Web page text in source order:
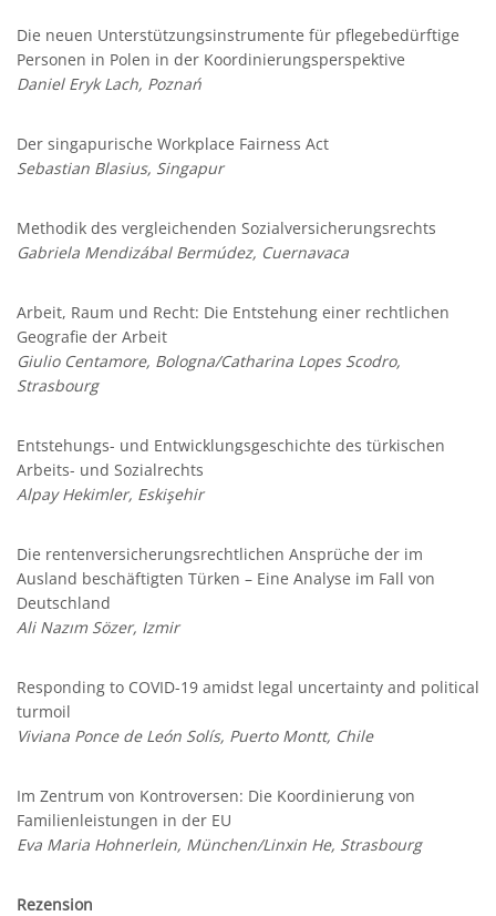
Die neuen Unterstützungsinstrumente für pflegebedürftige
Personen in Polen in der Koordinierungsperspektive
Daniel Eryk Lach, Poznań
Der singapurische Workplace Fairness Act
Sebastian Blasius, Singapur
Methodik des vergleichenden Sozialversicherungsrechts
Gabriela Mendizábal Bermúdez, Cuernavaca
Arbeit, Raum und Recht: Die Entstehung einer rechtlichen
Geografie der Arbeit
Giulio Centamore, Bologna/Catharina Lopes Scodro,
Strasbourg
Entstehungs- und Entwicklungsgeschichte des türkischen
Arbeits- und Sozialrechts
Alpay Hekimler, Eskişehir
Die rentenversicherungsrechtlichen Ansprüche der im
Ausland beschäftigten Türken – Eine Analyse im Fall von
Deutschland
Ali Nazım Sözer, Izmir
Responding to COVID-19 amidst legal uncertainty and political
turmoil
Viviana Ponce de León Solís, Puerto Montt, Chile
Im Zentrum von Kontroversen: Die Koordinierung von
Familienleistungen in der EU
Eva Maria Hohnerlein, München/Linxin He, Strasbourg
Rezension